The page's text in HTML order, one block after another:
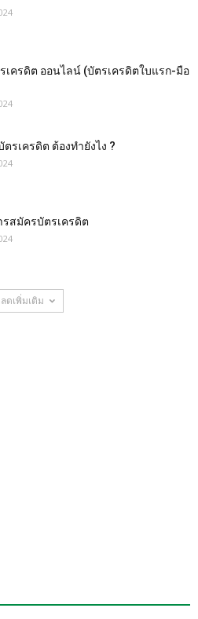
เครดิต ออนไลน์ (บัตรเครดิตใบแรก-มือ
รเครดิต ต้องทำยังไง ?
สมัครบัตรเครดิต
ดเพิ่มเติม